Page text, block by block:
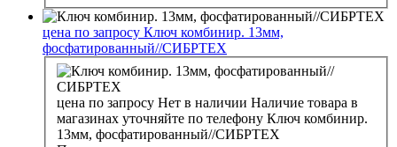
цена по запросу Ключ комбинир. 13мм,
фосфатированный//СИБРТЕХ
цена по запросу Нет в наличии Наличие товара в
магазинах уточняйте по телефону Ключ комбинир.
13мм, фосфатированный//СИБРТЕХ